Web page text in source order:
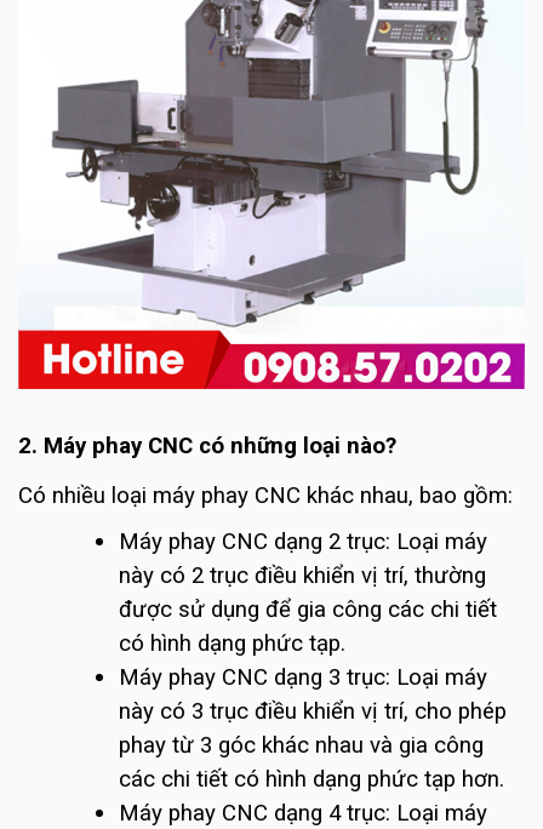
2. Máy phay CNC có những loại nào?
Có nhiều loại máy phay CNC khác nhau, bao gồm:
Máy phay CNC dạng 2 trục: Loại máy
này có 2 trục điều khiển vị trí, thường
được sử dụng để gia công các chi tiết
có hình dạng phức tạp.
Máy phay CNC dạng 3 trục: Loại máy
này có 3 trục điều khiển vị trí, cho phép
phay từ 3 góc khác nhau và gia công
các chi tiết có hình dạng phức tạp hơn.
Máy phay CNC dạng 4 trục: Loại máy